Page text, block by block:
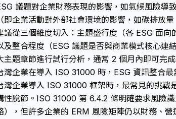
議題對企業財務表現的影響，如氣候風險導
即企業活動對外部社會環境的影響，如碳排放
議從三個維度切入：主題盛行度（各 ESG 面向
及整合程度（ESG 議題是否與商業模式核心連
主題章節進行試行分析，通常 2 個月內即可完
灣企業在導入 ISO 31000 時，ESG 資訊整合最
灣企業導入 ISO 31000 框架時，最常見的挑戰
性脫節。ISO 31000 第 6.4.2 條明確要求風險
），但許多企業的 ERM 風險矩陣仍以財務、